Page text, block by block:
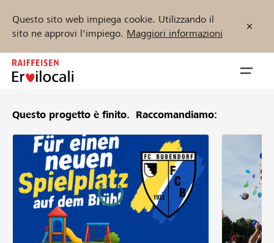
Questo sito web impiega cookie. Utilizzando il
sito ne approvi l'impiego. Maggiori informazioni
Zum
Inhalt
Sostenere
Trova progetti e organizzazioni
Questo progetto è finito. Raccomandiamo: